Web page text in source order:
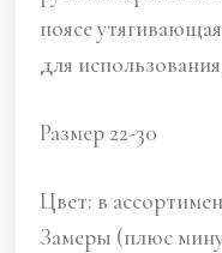
поясе
для
Размер 22-30
Цвет: в
Замеры (плюс